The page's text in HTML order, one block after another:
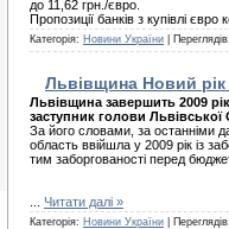
до 11,62 грн./євро.
Пропозиції банків з купівлі
Категорія: Новини України |
Львівщина Новий рік
Львівщина завершить 2009
заступник голови
За його словами, за останніми
область ввійшла у 2009 рік із
тим заборгованості перед
Читати далі »
Категорія: Новини України |